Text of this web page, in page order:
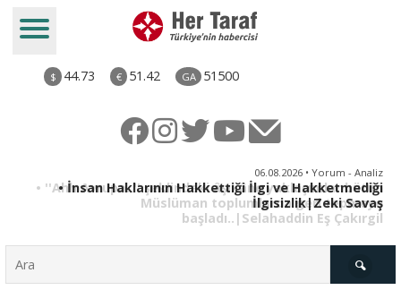
$ 44.73 € 51.42 GA 51500
06.08.2026 • Yorum - Analiz
• İnsan Haklarının Hakkettiği İlgi ve Hakketmediği
İlgisizlik|Zeki Savaş